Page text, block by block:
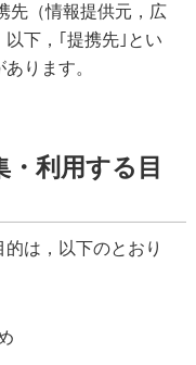
先（情報提供元，広
下，｢提携先｣とい
ります。
利用する目
は，以下のとおり